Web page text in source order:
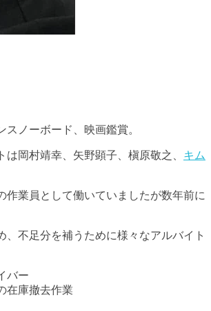
スノーボード、映画鑑賞。
は岡村靖幸、矢野顕子、槇原敬之、 キム
作業員として働いていましたが数年前に
、不足分を補うために様々なアルバイト
バー
在庫撤去作業